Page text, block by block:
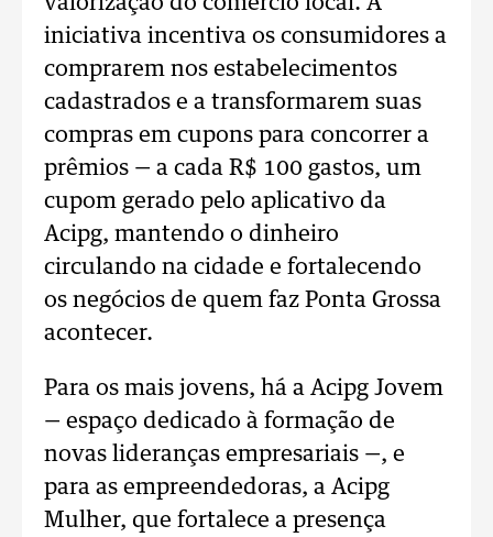
iniciativa incentiva os consumidores a
comprarem nos estabelecimentos
cadastrados e a transformarem suas
compras em cupons para concorrer a
prêmios — a cada R$ 100 gastos, um
cupom gerado pelo aplicativo da
Acipg, mantendo o dinheiro
circulando na cidade e fortalecendo
os negócios de quem faz Ponta Grossa
acontecer.
Para os mais jovens, há a Acipg Jovem
— espaço dedicado à formação de
novas lideranças empresariais —, e
para as empreendedoras, a Acipg
Mulher, que fortalece a presença